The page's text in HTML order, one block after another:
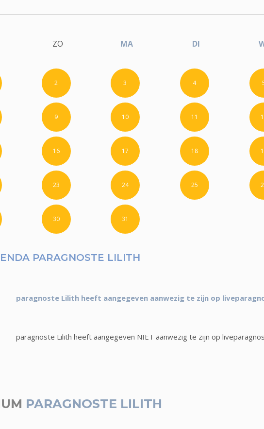
ZO MA DI
2 3 4
9 10 11
16 17 18
23 24 25
30 31
PARAGNOSTE LILITH
paragnoste Lilith heeft aangegeven aanwezig te zijn op
paragnoste Lilith heeft aangegeven NIET aanwezig te zijn op
PARAGNOSTE LILITH